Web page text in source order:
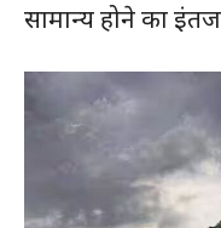
सामान्य होने का